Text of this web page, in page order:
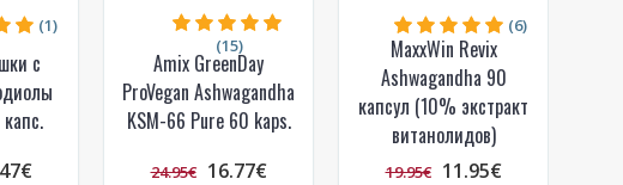
с
(1)
Amix GreenDay
ProVegan Ashwagandha
KSM-66 Pure 60 kaps.
(15)
24.95€ 16.77€
MaxxWin Revix
Ashwagandha 90
капсул (10% экстракт
витанолидов)
(6)
19.95€ 11.95€